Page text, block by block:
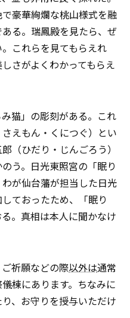
豪華絢爛な桃山様式を融
る。瑞鳳殿を見たら、ぜ
これらを見てもらえれ
さがよくわかってもらえ
猫」の彫刻がある。これ
えもん・くにつぐ）とい
（ひだり・じんごろう）
う。日光東照宮の「眠り
が仙台藩が担当した日光
ておったため、「眠り
。真相は本人に聞かなけ
祈願などの際以外は通常
棟にあります。ちなみに
、お守りを授与いただけ